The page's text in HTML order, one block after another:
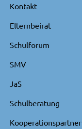
Kontakt
Elternbeirat
Schulforum
SMV
JaS
Schulberatung
Kooperationspartner